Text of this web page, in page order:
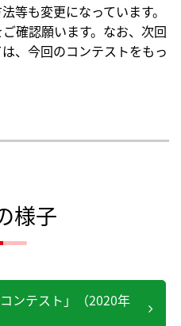
等も変更になっています。
確認願います。なお、次回
、今回のコンテストをもっ
様子
ンテスト」（2020年